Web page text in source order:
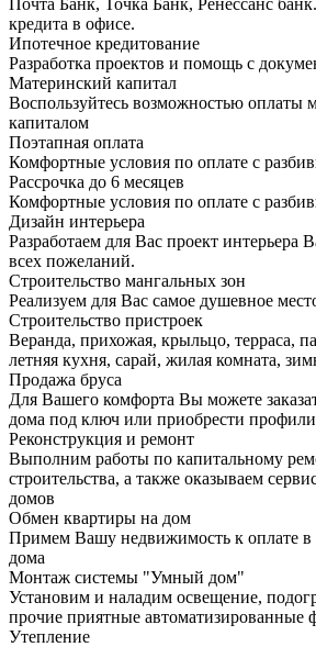
кредита в офисе.
Ипотечное кредитование
Разработка проектов и помощь с
Материнский капитал
Воспользуйтесь возможностью оплаты
капиталом
Поэтапная оплата
Комфортные условия по оплате с
Рассрочка до 6 месяцев
Комфортные условия по оплате с
Дизайн интерьера
Разработаем для Вас проект интерьера
всех пожеланий.
Строительство мангальных зон
Реализуем для Вас самое душевное
Строительство пристроек
Веранда, прихожая, крыльцо, терраса,
летняя кухня, сарай, жилая комната,
Продажа бруса
Для Вашего комфорта Вы можете
дома под ключ или приобрести
Реконструкция и ремонт
Выполним работы по капитальному
строительства, а также оказываем
домов
Обмен квартиры на дом
Примем Вашу недвижимость к оплате в
дома
Монтаж системы "Умный дом"
Установим и наладим освещение,
прочие приятные автоматизированные
Утепление